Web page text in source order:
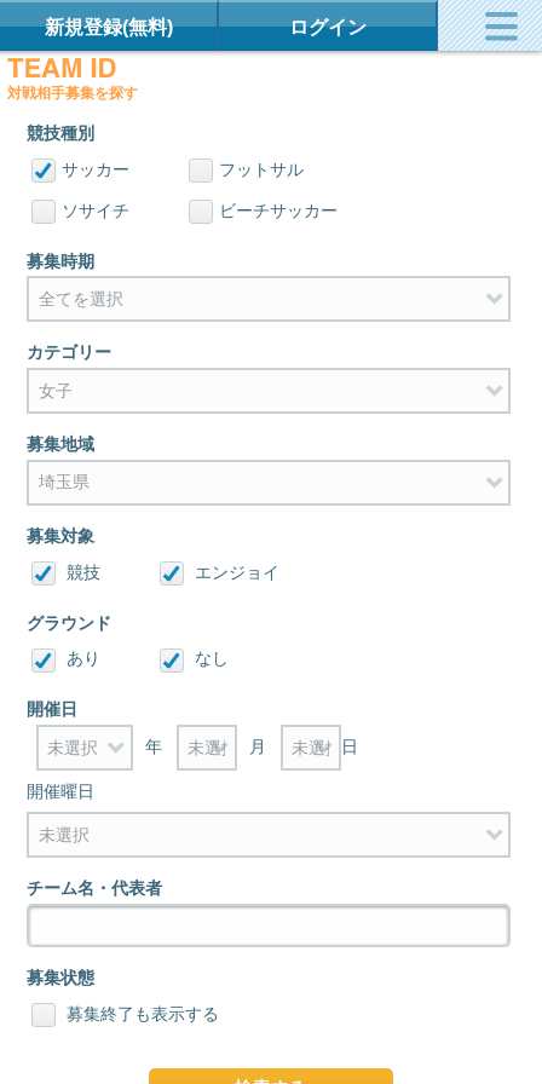
新規登録(無料) ログイン
対戦相手募集を探す
競技種別
サッカー
フットサル
ソサイチ ビーチサッカー
募集時期
カテゴリー
募集地域
募集対象
競技
エンジョイ
グラウンド
あり
なし
開催日
年
月 日
開催曜日
チーム名・代表者
募集状態
募集終了も表示する